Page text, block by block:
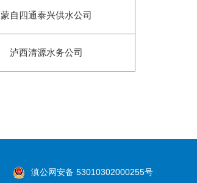
蒙自四通泰兴供水公司
泸西清源水务公司
滇公网安备 53010302000255号